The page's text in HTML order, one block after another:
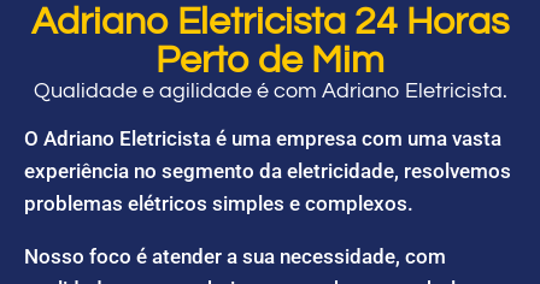
Adriano Eletricista 24 Horas
Perto de Mim
Qualidade e agilidade é com Adriano Eletricista.
O Adriano Eletricista é uma empresa com uma vasta
experiência no segmento da eletricidade, resolvemos
problemas elétricos simples e complexos.
Nosso foco é atender a sua necessidade, com